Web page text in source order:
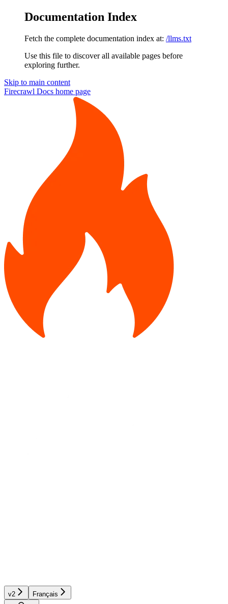
Documentation Index
Fetch the complete documentation index at: /llms.txt
Use this file to discover all available pages before
exploring further.
Skip to main content
Firecrawl Docs home page
v2 Français